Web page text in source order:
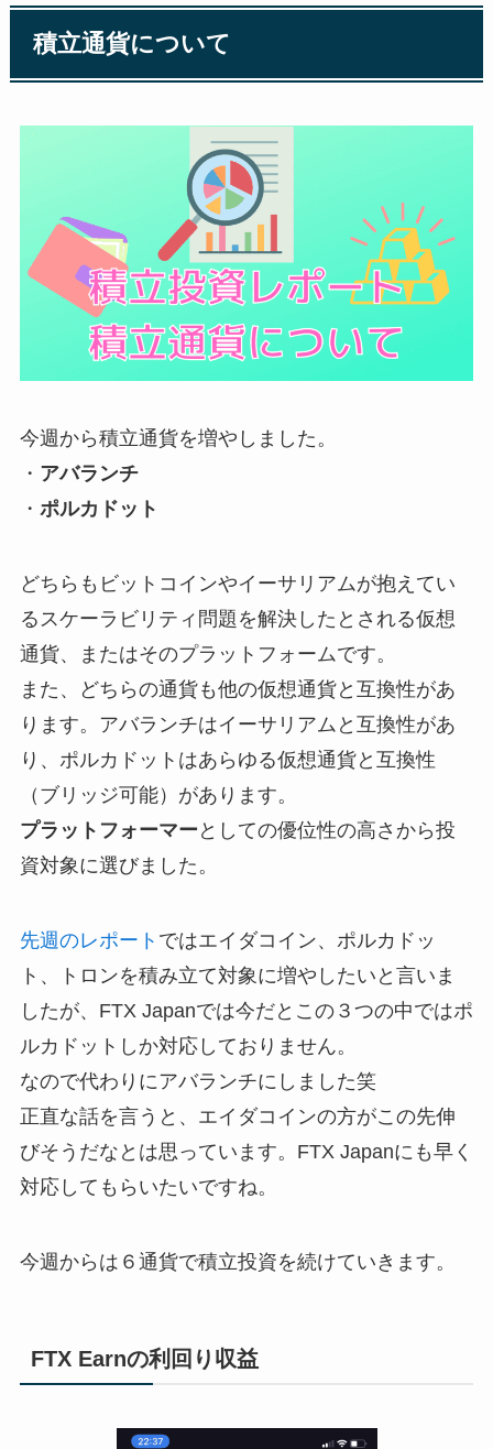
積立通貨について
今週から積立通貨を増やしました。
・ アバランチ
・ ポルカドット
どちらもビットコインやイーサリアムが抱えてい
るスケーラビリティ問題を解決したとされる仮想
通貨、またはそのプラットフォームです。
また、どちらの通貨も他の仮想通貨と互換性があ
ります。アバランチはイーサリアムと互換性があ
り、ポルカドットはあらゆる仮想通貨と互換性
（ブリッジ可能）があります。
プラットフォーマー としての優位性の高さから投
資対象に選びました。
先週のレポート ではエイダコイン、ポルカドッ
ト、トロンを積み立て対象に増やしたいと言いま
したが、FTX Japanでは今だとこの３つの中ではポ
ルカドットしか対応しておりません。
なので代わりにアバランチにしました笑
正直な話を言うと、エイダコインの方がこの先伸
びそうだなとは思っています。FTX Japanにも早く
対応してもらいたいですね。
今週からは６通貨で積立投資を続けていきます。
FTX Earnの利回り収益